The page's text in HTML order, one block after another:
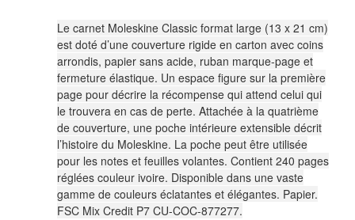
Le carnet Moleskine Classic format large (13 x 21 cm)
est doté d’une couverture rigide en carton avec coins
arrondis, papier sans acide, ruban marque-page et
fermeture élastique. Un espace figure sur la première
page pour décrire la récompense qui attend celui qui
le trouvera en cas de perte. Attachée à la quatrième
de couverture, une poche intérieure extensible décrit
l’histoire du Moleskine. La poche peut être utilisée
pour les notes et feuilles volantes. Contient 240 pages
réglées couleur ivoire. Disponible dans une vaste
gamme de couleurs éclatantes et élégantes. Papier.
FSC Mix Credit P7 CU-COC-877277.